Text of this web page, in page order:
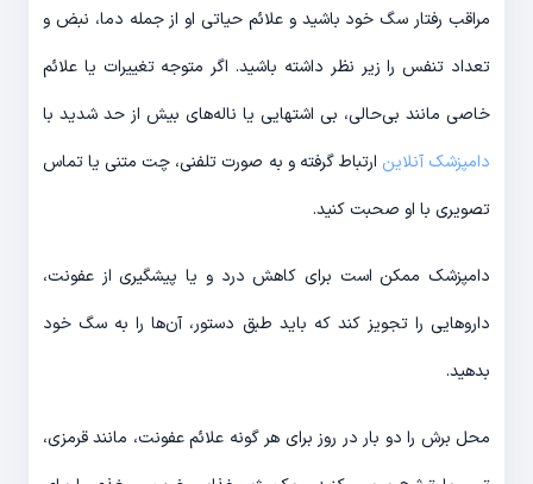
مراقب رفتار سگ خود باشید و علائم حیاتی او از جمله دما، نبض و
تعداد تنفس را زیر نظر داشته باشید. اگر متوجه تغییرات یا علائم
خاصی مانند بی‌حالی، بی اشتهایی یا ناله‌های بیش از حد شدید با
دامپزشک آنلاین ارتباط گرفته و به صورت تلفنی، چت متنی یا تماس
تصویری با او صحبت کنید.
دامپزشک ممکن است برای کاهش درد و یا پیشگیری از عفونت،
داروهایی را تجویز کند که باید طبق دستور، آن‌ها را به سگ خود
بدهید.
محل برش را دو بار در روز برای هر گونه علائم عفونت، مانند قرمزی،